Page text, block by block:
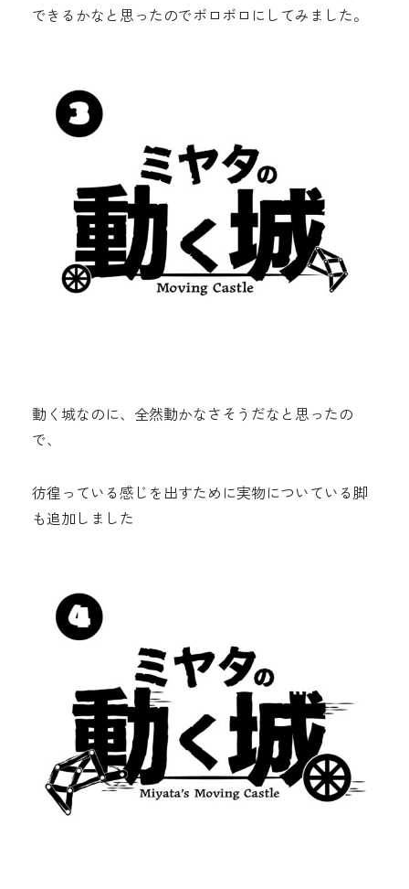
できるかなと思ったのでボロボロにしてみました。
動く城なのに、全然動かなさそうだなと思ったの
で、
彷徨っている感じを出すために実物についている脚
も追加しました